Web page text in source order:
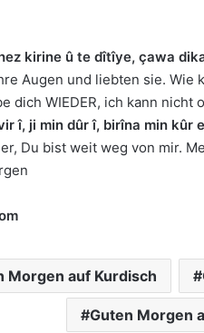
kirine û te dîtîye, çawa
Augen und liebten sie. Wie
dich WIEDER, ich kann nicht
î, ji min dûr î, birîna min kûr
Du bist weit weg von mir.
Morgen auf Kurdisch
Guten Morgen